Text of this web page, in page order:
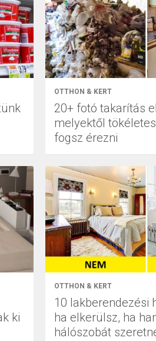
OTTHON & KERT
20+ fotó takarítás
melyektől
fogsz érezni
ki
OTTHON & KERT
10 lakberendezési
ha elkerülsz, ha
hálószobát